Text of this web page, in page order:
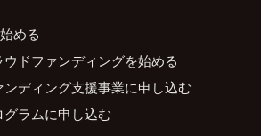
める
ドファンディングを始める
ディング支援事業に申し込む
ラムに申し込む